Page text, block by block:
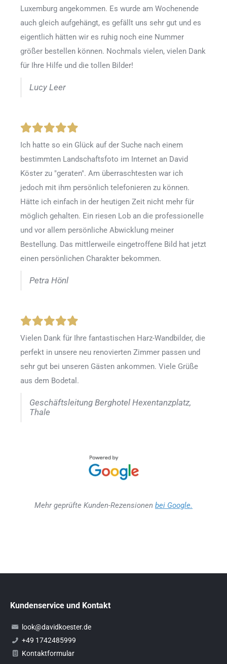
Luxemburg angekommen. Es wurde am Wochenende
auch gleich aufgehängt, es gefällt uns sehr gut und es
eigentlich hätten wir es ruhig noch eine Nummer
größer bestellen können. Nochmals vielen, vielen Dank
für Ihre Hilfe und die tollen Bilder!
Lucy Leer
Ich hatte so ein Glück auf der Suche nach einem
bestimmten Landschaftsfoto im Internet an David
Köster zu "geraten". Am überraschtesten war ich
jedoch mit ihm persönlich telefonieren zu können.
Hätte ich einfach in der heutigen Zeit nicht mehr für
möglich gehalten. Ein riesen Lob an die professionelle
und vor allem persönliche Abwicklung meiner
Bestellung. Das mittlerweile eingetroffene Bild hat jetzt
einen persönlichen Charakter bekommen.
Petra Hönl
Vielen Dank für Ihre fantastischen Harz-Wandbilder, die
perfekt in unsere neu renovierten Zimmer passen und
sehr gut bei unseren Gästen ankommen. Viele Grüße
aus dem Bodetal.
Geschäftsleitung Berghotel Hexentanzplatz,
Thale
Mehr geprüfte Kunden-Rezensionen bei Google.
Kundenservice und Kontakt
look@davidkoester.de
+49 1742485999
Kontaktformular